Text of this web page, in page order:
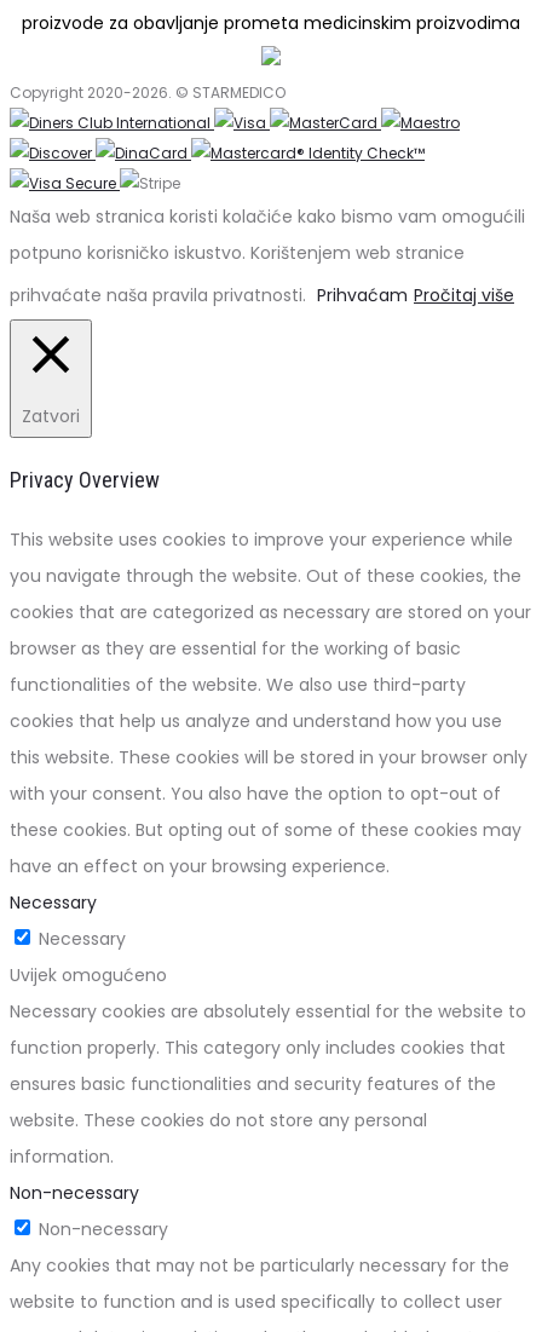
proizvode za obavljanje prometa medicinskim proizvodima
Copyright 2020-2026. © STARMEDICO
Naša web stranica koristi kolačiće kako bismo vam omogućili
potpuno korisničko iskustvo. Korištenjem web stranice
prihvaćate naša pravila privatnosti. Prihvaćam Pročitaj više
Zatvori
Privacy Overview
This website uses cookies to improve your experience while
you navigate through the website. Out of these cookies, the
cookies that are categorized as necessary are stored on your
browser as they are essential for the working of basic
functionalities of the website. We also use third-party
cookies that help us analyze and understand how you use
this website. These cookies will be stored in your browser only
with your consent. You also have the option to opt-out of
these cookies. But opting out of some of these cookies may
have an effect on your browsing experience.
Necessary
Necessary
Uvijek omogućeno
Necessary cookies are absolutely essential for the website to
function properly. This category only includes cookies that
ensures basic functionalities and security features of the
website. These cookies do not store any personal
information.
Non-necessary
Non-necessary
Any cookies that may not be particularly necessary for the
website to function and is used specifically to collect user